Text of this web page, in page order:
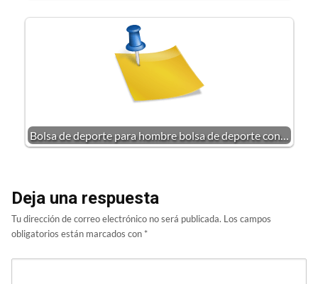
Bolsa de deporte para hombre bolsa de deporte con…
Deja una respuesta
Tu dirección de correo electrónico no será publicada. Los campos
obligatorios están marcados con *